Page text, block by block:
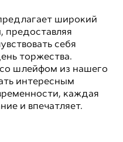
широкий
предоставляя
себя
торжества.
шлейфом из нашего
интересным
каждая
и впечатляет.